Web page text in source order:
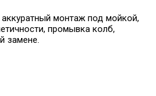
монтаж под мойкой,
промывка колб,
замене.